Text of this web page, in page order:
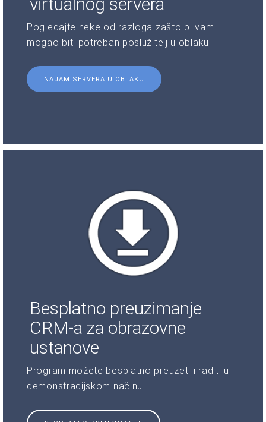
Pogledajte neke od razloga zašto bi vam
mogao biti potreban poslužitelj u oblaku.
NAJAM SERVERA U OBLAKU
Besplatno preuzimanje
CRM-a za obrazovne
ustanove
Program možete besplatno preuzeti i raditi u
demonstracijskom načinu